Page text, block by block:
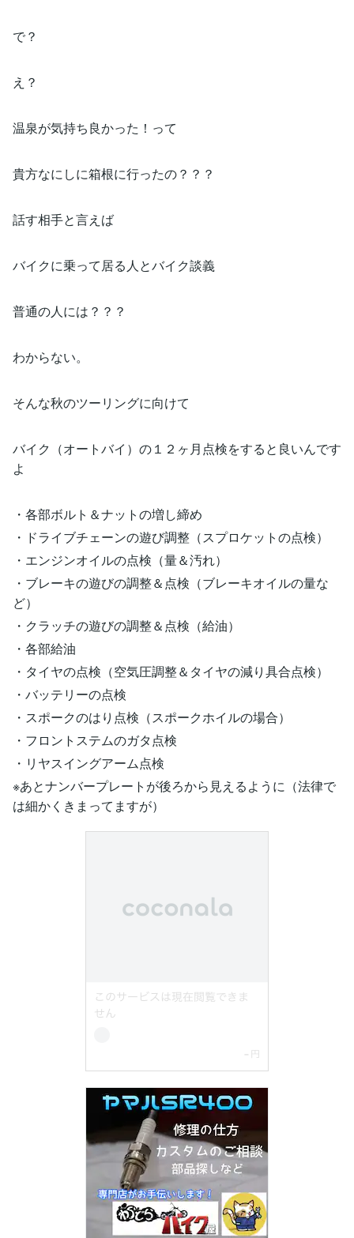
で？
え？
温泉が気持ち良かった！って
貴方なにしに箱根に行ったの？？？
話す相手と言えば
バイクに乗って居る人とバイク談義
普通の人には？？？
わからない。
そんな秋のツーリングに向けて
バイク（オートバイ）の１２ヶ月点検をすると良いんです
よ
・各部ボルト＆ナットの増し締め
・ドライブチェーンの遊び調整（スプロケットの点検）
・エンジンオイルの点検（量＆汚れ）
・ブレーキの遊びの調整＆点検（ブレーキオイルの量な
ど）
・クラッチの遊びの調整＆点検（給油）
・各部給油
・タイヤの点検（空気圧調整＆タイヤの減り具合点検）
・バッテリーの点検
・スポークのはり点検（スポークホイルの場合）
・フロントステムのガタ点検
・リヤスイングアーム点検
※あとナンバープレートが後ろから見えるように（法律で
は細かくきまってますが）